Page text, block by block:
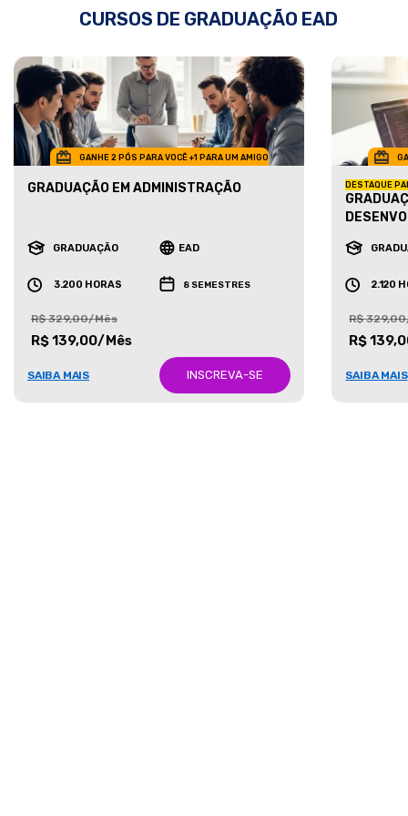
CURSOS DE GRADUAÇÃO EAD
GANHE 2 PÓS PARA VOCÊ +1 PARA UM AMIGO
GRADUAÇÃO EM ADMINISTRAÇÃO
GRADUAÇÃO EAD
3.200 HORAS 8 SEMESTRES
R$ 329,00/Mês
R$ 139,00/Mês
SAIBA MAIS INSCREVA-SE
DESTAQUE
2.120
R$
R$
SAIBA MAIS